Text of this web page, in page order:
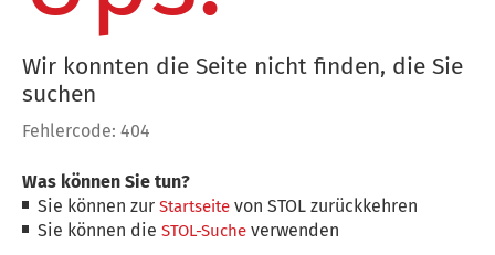
Wir konnten die Seite nicht finden, die Sie
suchen
Fehlercode: 404
Was können Sie tun?
Sie können zurStartseite von STOL zurückkehren
Sie können dieSTOL-Suche verwenden